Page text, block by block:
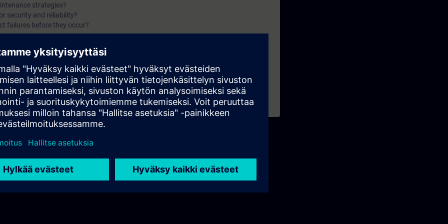
strategies?
security and reliability?
failures before they occur?
efficiently?
connection matter?